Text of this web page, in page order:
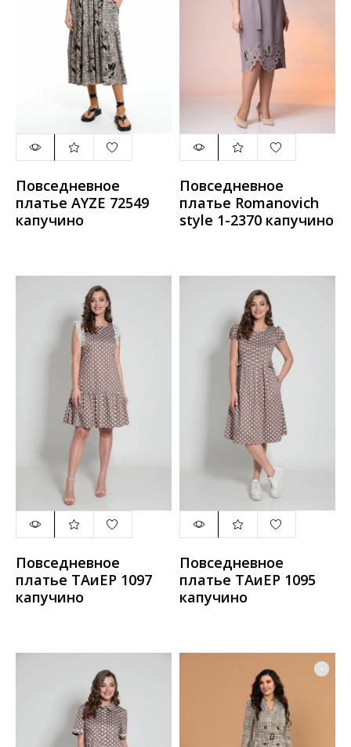
Повседневное
платье AYZE 72549
капучино
Повседневное
платье Romanovich
style 1-2370 капучино
Повседневное
платье ТАиЕР 1097
капучино
Повседневное
платье ТАиЕР 1095
капучино